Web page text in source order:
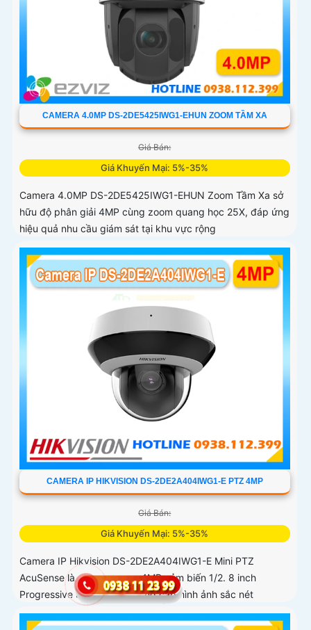
CAMERA 4.0MP DS-2DE5425IWG1-EHUN ZOOM TẦM XA
Giá Bán:
Giá Khuyến Mại: 5%-35%
Camera 4.0MP DS-2DE5425IWG1-EHUN Zoom Tầm Xa sở
hữu độ phân giải 4MP cùng zoom quang học 25X, đáp ứng
hiệu quả nhu cầu giám sát tại khu vực rộng
CAMERA IP HIKVISION DS-2DE2A404IWG1-E PTZ 4MP
Giá Bán:
Giá Khuyến Mại: 5%-35%
Camera IP Hikvision DS-2DE2A404IWG1-E Mini PTZ
AcuSense là dòng camera 4MP cảm biến 1/2. 8 inch
Progressive Scan CMOS cung cấp hình ảnh sắc nét